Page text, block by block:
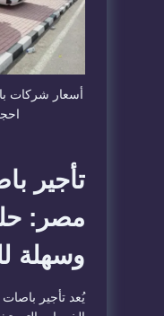
تأجير
مصر:
وسهلة
يُعد تأجير